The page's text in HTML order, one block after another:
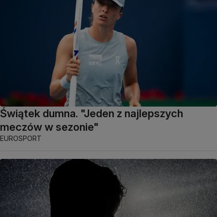
Świątek dumna. "Jeden z najlepszych
meczów w sezonie"
EUROSPORT